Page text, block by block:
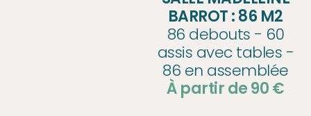
BARROT : 86 M2
86 debouts - 60
assis avec tables -
86 en assemblée
À partir de 90 €